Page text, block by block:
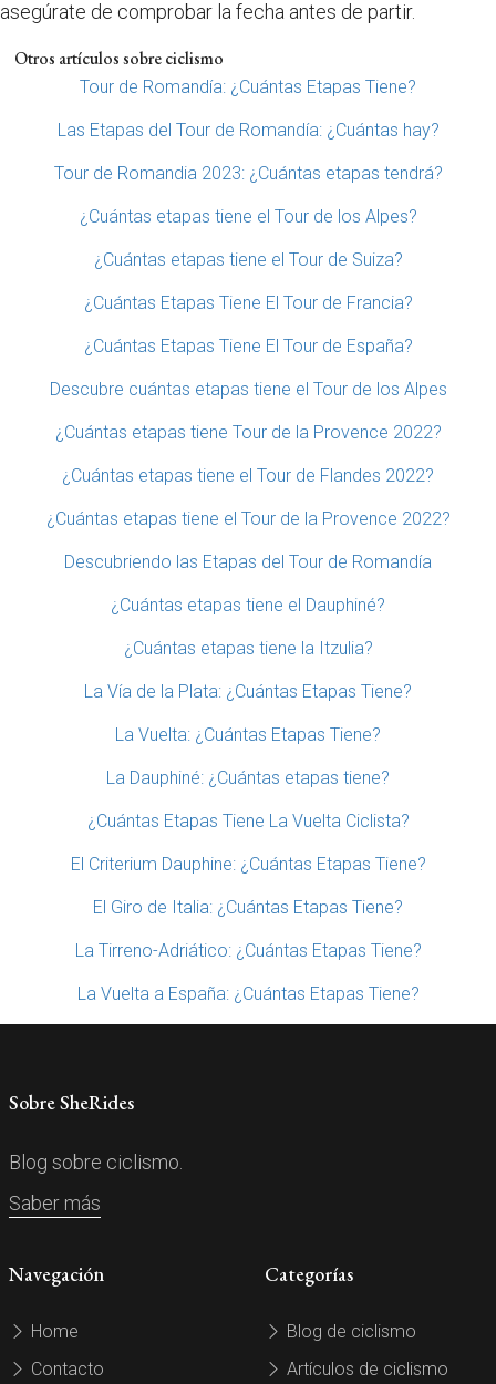
asegúrate de comprobar la fecha antes de partir.
Otros artículos sobre ciclismo
Tour de Romandía: ¿Cuántas Etapas Tiene?
Las Etapas del Tour de Romandía: ¿Cuántas hay?
Tour de Romandia 2023: ¿Cuántas etapas tendrá?
¿Cuántas etapas tiene el Tour de los Alpes?
¿Cuántas etapas tiene el Tour de Suiza?
¿Cuántas Etapas Tiene El Tour de Francia?
¿Cuántas Etapas Tiene El Tour de España?
Descubre cuántas etapas tiene el Tour de los Alpes
¿Cuántas etapas tiene Tour de la Provence 2022?
¿Cuántas etapas tiene el Tour de Flandes 2022?
¿Cuántas etapas tiene el Tour de la Provence 2022?
Descubriendo las Etapas del Tour de Romandía
¿Cuántas etapas tiene el Dauphiné?
¿Cuántas etapas tiene la Itzulia?
La Vía de la Plata: ¿Cuántas Etapas Tiene?
La Vuelta: ¿Cuántas Etapas Tiene?
La Dauphiné: ¿Cuántas etapas tiene?
¿Cuántas Etapas Tiene La Vuelta Ciclista?
El Criterium Dauphine: ¿Cuántas Etapas Tiene?
El Giro de Italia: ¿Cuántas Etapas Tiene?
La Tirreno-Adriático: ¿Cuántas Etapas Tiene?
La Vuelta a España: ¿Cuántas Etapas Tiene?
Sobre SheRides
Blog sobre ciclismo.
Saber más
Navegación
Home
Contacto
Categorías
Blog de ciclismo
Artículos de ciclismo